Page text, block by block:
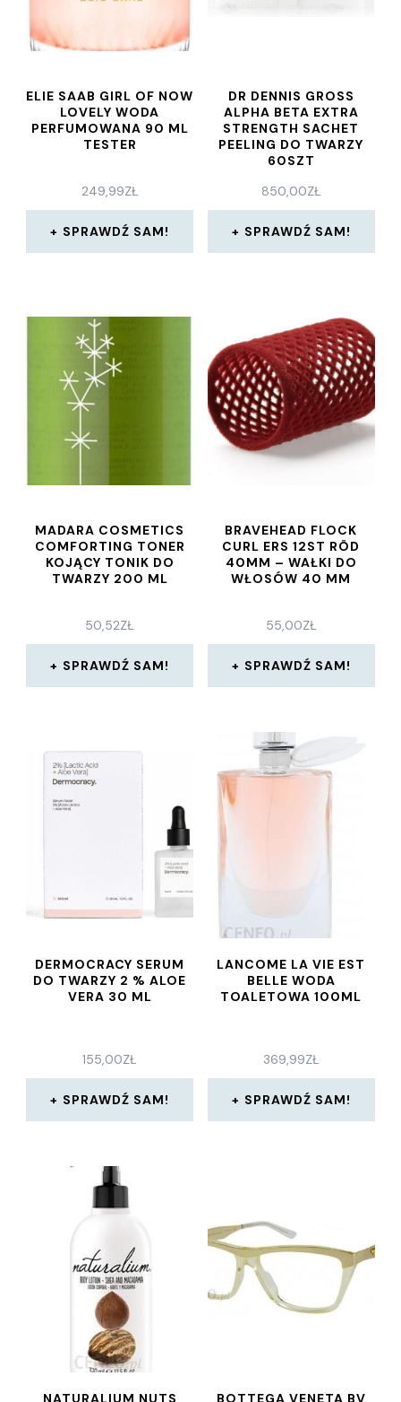
ELIE SAAB GIRL OF NOW
LOVELY WODA
PERFUMOWANA 90 ML
TESTER
249,99ZŁ
SPRAWDŹ SAM!
DR DENNIS GROSS
ALPHA BETA EXTRA
STRENGTH SACHET
PEELING DO TWARZY
60SZT
850,00ZŁ
SPRAWDŹ SAM!
MADARA COSMETICS
COMFORTING TONER
KOJĄCY TONIK DO
TWARZY 200 ML
50,52ZŁ
SPRAWDŹ SAM!
BRAVEHEAD FLOCK
CURL ERS 12ST RÖD
40MM – WAŁKI DO
WŁOSÓW 40 MM
55,00ZŁ
SPRAWDŹ SAM!
DERMOCRACY SERUM
DO TWARZY 2 % ALOE
VERA 30 ML
155,00ZŁ
SPRAWDŹ SAM!
LANCOME LA VIE EST
BELLE WODA
TOALETOWA 100ML
369,99ZŁ
SPRAWDŹ SAM!
NATURALIUM NUTS BOTTEGA VENETA BV